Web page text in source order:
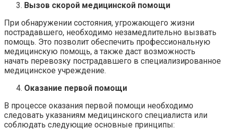
Вызов скорой медицинской помощи
При обнаружении состояния, угрожающего жизни
пострадавшего, необходимо незамедлительно вызвать
помощь. Это позволит обеспечить профессиональную
медицинскую помощь, а также даст возможность
начать перевозку пострадавшего в специализированное
медицинское учреждение.
Оказание первой помощи
В процессе оказания первой помощи необходимо
следовать указаниям медицинского специалиста или
соблюдать следующие основные принципы: